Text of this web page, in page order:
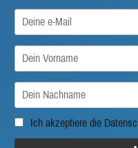
Ich akzeptiere die